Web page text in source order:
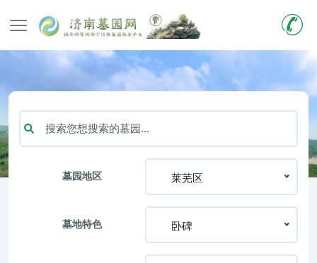
墓园地区 莱芜区
墓地特色 卧碑